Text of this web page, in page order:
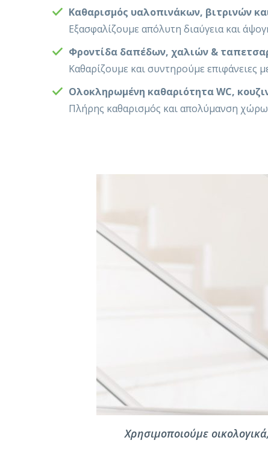
Καθαρισμός υαλοπινάκων, βιτρινών
Εξασφαλίζουμε απόλυτη διαύγεια και
Φροντίδα δαπέδων, χαλιών &
Καθαρίζουμε και συντηρούμε επιφάνειες
Ολοκληρωμένη καθαριότητα WC,
Πλήρης καθαρισμός και απολύμανση
Χρησιμοποιούμε